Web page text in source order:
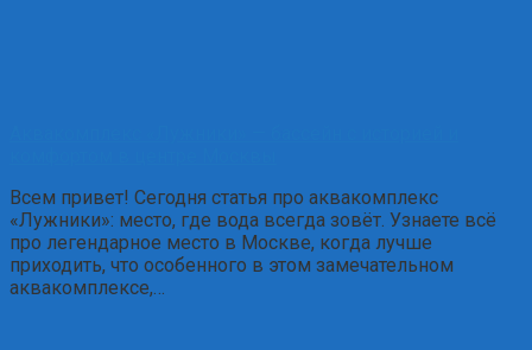
Всем привет! Сегодня статья про аквакомплекс
«Лужники»: место, где вода всегда зовёт. Узнаете всё
про легендарное место в Москве, когда лучше
приходить, что особенного в этом замечательном
аквакомплексе,…